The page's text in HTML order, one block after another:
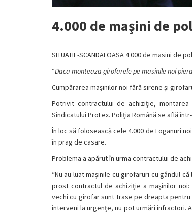
4.000 de maşini de
SITUATIE-SCANDALOASA 4 000 de masini
“Daca monteaza girofarele pe masinile noi
Cumpărarea maşinilor noi fără sirene şi
Potrivit contractului de achiziţie,
Sindicatului ProLex. Poliţia Română se află
În loc să folosească cele 4.000 de Loganuri
în prag de casare.
Problema a apărut în urma contractului de
“Nu au luat maşinile cu girofaruri cu gândul
prost contractul de achiziţie a maşinilor
vechi cu girofar sunt trase pe dreapta
interveni la urgenţe, nu pot urmări infractori.